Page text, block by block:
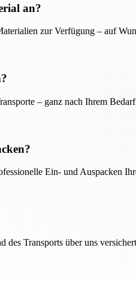
an?
zur Verfügung – auf
– ganz nach Ihrem
Ein- und Auspacken
des Transports über uns